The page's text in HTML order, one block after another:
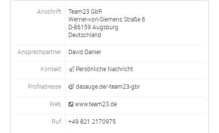
Anschrift
Team23 GbR
Werner-von-Siemens Straße 6
D-86159 Augsburg
Deutschland
Ansprechpartner David Danier
Kontakt Persönliche Nachricht
Profiladresse dasauge.de/-team23-gbr
Web www.team23.de
Ruf +49 821 2170975